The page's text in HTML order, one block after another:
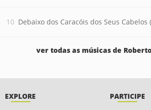
Debaixo dos Caracóis dos Seus Cabelos (Versão
ver todas as músicas de
EXPLORE PARTICIPE